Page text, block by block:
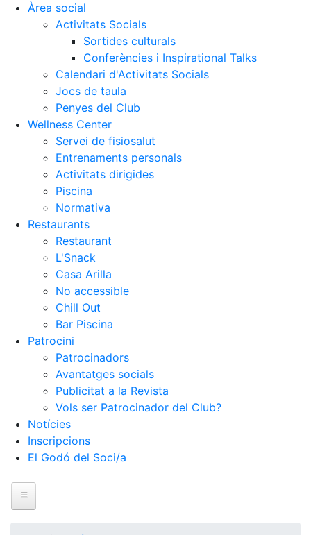
Àrea social
Activitats Socials
Sortides culturals
Conferències i Inspirational Talks
Calendari d'Activitats Socials
Jocs de taula
Penyes del Club
Wellness Center
Servei de fisiosalut
Entrenaments personals
Activitats dirigides
Piscina
Normativa
Restaurants
Restaurant
L'Snack
Casa Arilla
No accessible
Chill Out
Bar Piscina
Patrocini
Patrocinadors
Avantatges socials
Publicitat a la Revista
Vols ser Patrocinador del Club?
Notícies
Inscripcions
El Godó del Soci/a